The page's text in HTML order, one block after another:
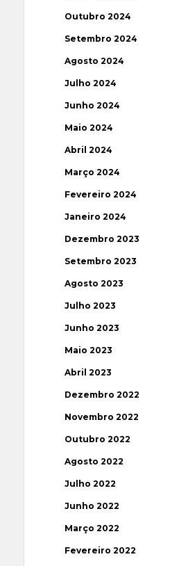
Outubro 2024
Setembro 2024
Agosto 2024
Julho 2024
Junho 2024
Maio 2024
Abril 2024
Março 2024
Fevereiro 2024
Janeiro 2024
Dezembro 2023
Setembro 2023
Agosto 2023
Julho 2023
Junho 2023
Maio 2023
Abril 2023
Dezembro 2022
Novembro 2022
Outubro 2022
Agosto 2022
Julho 2022
Junho 2022
Março 2022
Fevereiro 2022